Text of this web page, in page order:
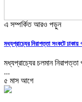
এ সম্পর্কিত আরও পড়ুন
মধ্যপ্রাচ্যের নিরাপত্তা সংকটে
মধ্যপ্রাচ্যের চলমান
...
৫ মাস আগে